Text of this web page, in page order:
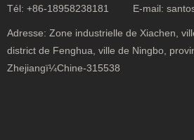
Tél: +86-18958238181 E-mail:
Adresse: Zone industrielle de Xiachen,
district de Fenghua, ville de Ningbo,
Zhejiangï¼Chine-315538